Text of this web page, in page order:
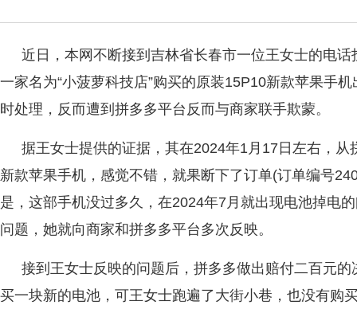
近日，本网不断接到吉林省长春市一位王女士的电
一家名为“小菠萝科技店”购买的原装15P10新款苹果手
时处理，反而遭到拼多多平台反而与商家联手欺蒙。
据王女士提供的证据，其在2024年1月17日左右，从
新款苹果手机，感觉不错，就果断下了订单(订单编号
是，这部手机没过多久，在2024年7月就出现电池掉电
问题，她就向商家和拼多多平台多次反映。
接到王女士反映的问题后，拼多多做出赔付二百元
买一块新的电池，可王女士跑遍了大街小巷，也没有购